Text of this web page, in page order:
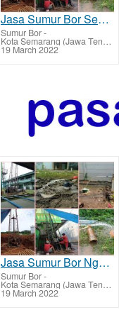
Jasa Sumur Bor Semarang Tengah dan Biaya Jasa Buat Sumur Bor
Sumur Bor-
Kota Semarang (Jawa Tengah)
19 March 2022
Jasa Sumur Bor Ngaliyan dan Biaya Jasa Buat Sumur Bor
Sumur Bor-
Kota Semarang (Jawa Tengah)
19 March 2022